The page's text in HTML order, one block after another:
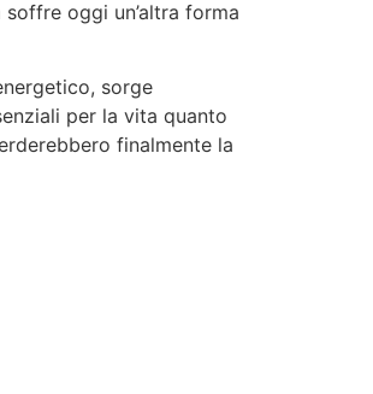
oggi un’altra forma
sorge
per la vita quanto
finalmente la